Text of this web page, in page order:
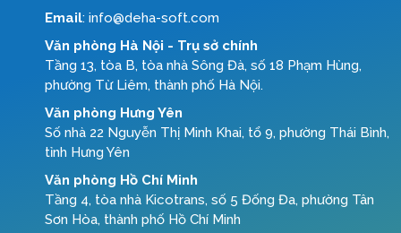
Email: info@deha-soft.com
Văn phòng Hà Nội - Trụ sở chính
Tầng 13, tòa B, tòa nhà Sông Đà, số 18 Phạm Hùng,
phường Từ Liêm, thành phố Hà Nội.
Văn phòng Hưng Yên
Số nhà 22 Nguyễn Thị Minh Khai, tổ 9, phường Thái Bình,
tỉnh Hưng Yên
Văn phòng Hồ Chí Minh
Tầng 4, tòa nhà Kicotrans, số 5 Đống Đa, phường Tân
Sơn Hòa, thành phố Hồ Chí Minh